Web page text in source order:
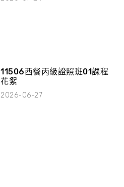
11506西餐丙級證照班01課程
花絮
2026-06-27